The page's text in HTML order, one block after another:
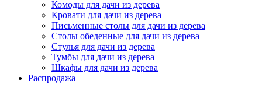
Комоды для дачи из дерева
Кровати для дачи из дерева
Письменные столы для дачи из дерева
Столы обеденные для дачи из дерева
Стулья для дачи из дерева
Тумбы для дачи из дерева
Шкафы для дачи из дерева
Распродажа